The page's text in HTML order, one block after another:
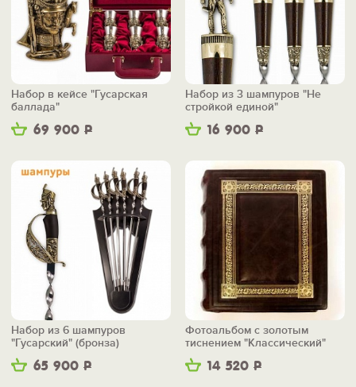
69 900 Р
Набор в кейсе "Гусарская
баллада"
16 900 Р
Набор из 3 шампуров "Не
стройкой единой"
65 900 Р
Набор из 6 шампуров
"Гусарский" (бронза)
14 520 Р
Фотоальбом с золотым
тиснением "Классический"